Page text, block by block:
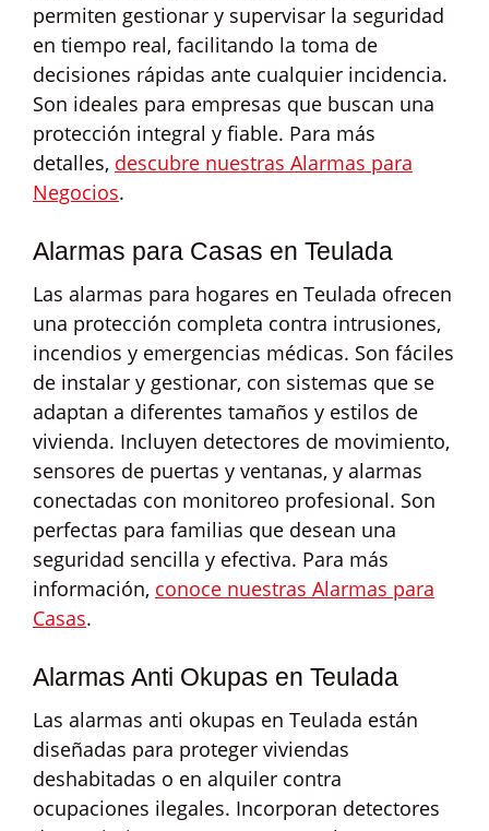
permiten gestionar y supervisar la seguridad
en tiempo real, facilitando la toma de
decisiones rápidas ante cualquier incidencia.
Son ideales para empresas que buscan una
protección integral y fiable. Para más
detalles, descubre nuestras Alarmas para
Negocios.
Alarmas para Casas en Teulada
Las alarmas para hogares en Teulada ofrecen
una protección completa contra intrusiones,
incendios y emergencias médicas. Son fáciles
de instalar y gestionar, con sistemas que se
adaptan a diferentes tamaños y estilos de
vivienda. Incluyen detectores de movimiento,
sensores de puertas y ventanas, y alarmas
conectadas con monitoreo profesional. Son
perfectas para familias que desean una
seguridad sencilla y efectiva. Para más
información, conoce nuestras Alarmas para
Casas.
Alarmas Anti Okupas en Teulada
Las alarmas anti okupas en Teulada están
diseñadas para proteger viviendas
deshabitadas o en alquiler contra
ocupaciones ilegales. Incorporan detectores